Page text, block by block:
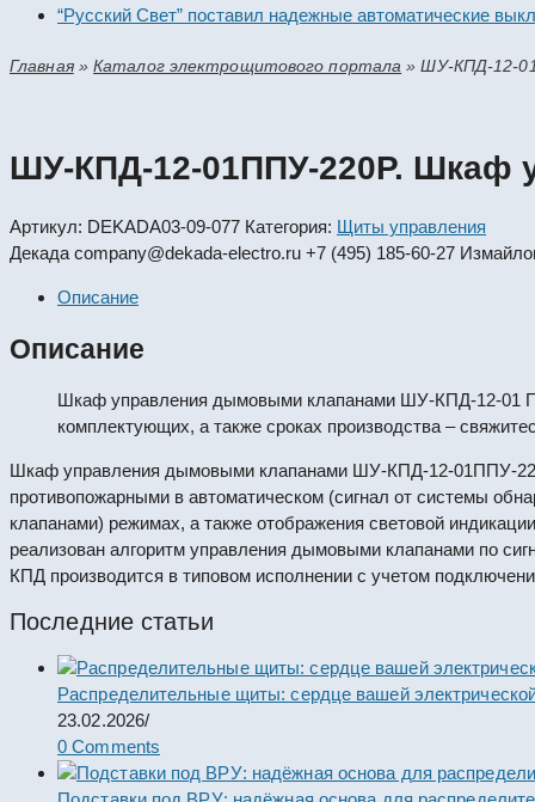
“Русский Свет” поставил надежные
Главная»Каталог электрощитового портала »ШУ-КПД-12-
ШУ-КПД-12-01ППУ-220Р. Шкаф
Артикул: DEKADA03-09-077 Категория: Щиты управления
Декада company@dekada-electro.ru +7 (495) 185-60-27
Описание
Описание
Шкаф управления дымовыми клапанами ШУ-КПД-12-01
комплектующих, а также сроках производства –
Шкаф управления дымовыми клапанами ШУ-КПД-12-01ППУ-
противопожарными в автоматическом (сигнал от системы
клапанами) режимах, а также отображения световой
реализован алгоритм управления дымовыми клапанами по
КПД производится в типовом исполнении с учетом
Последние статьи
Распределительные щиты: сердце вашей
23.02.2026/
0 Comments